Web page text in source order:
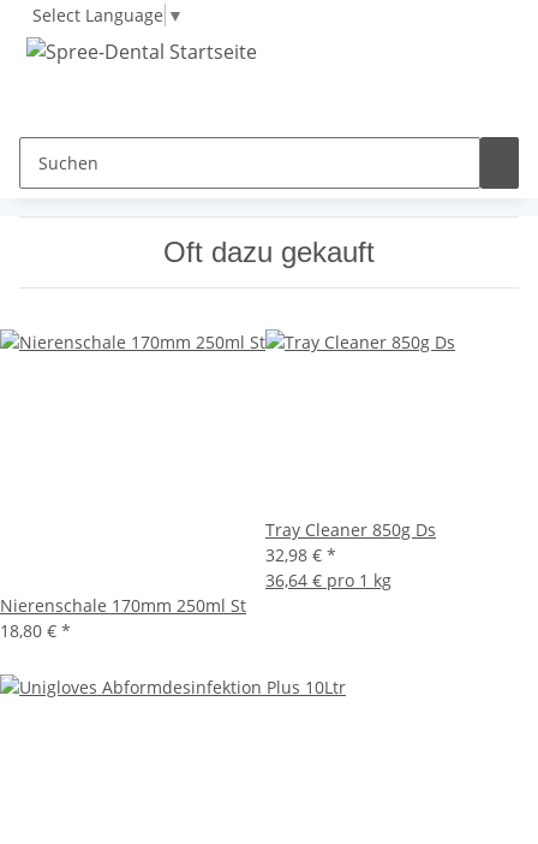
Select Language ▼
Oft dazu gekauft
Nierenschale 170mm 250ml St
18,80 € *
Tray Cleaner 850g Ds
32,98 € *
36,64 € pro 1 kg